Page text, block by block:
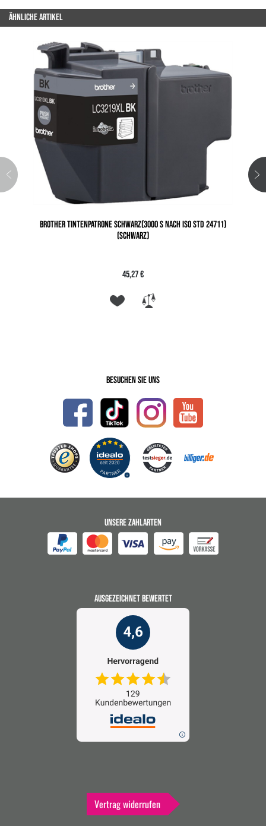
ÄHNLICHE ARTIKEL
BROTHER TINTENPATRONE SCHWARZ(3000 S NACH ISO STD 24711)
(SCHWARZ)
45,27 €
Besuchen Sie uns
UNSERE ZAHLARTEN
AUSGEZEICHNET BEWERTET
Vertrag widerrufen